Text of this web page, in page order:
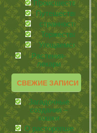
Происшествия
Путешествия
странности
Торжества
Угощаемся!
Растения-
лекари
СВЕЖИЕ ЗАПИСИ
Загадочные
создания –
кошки
О расторопше